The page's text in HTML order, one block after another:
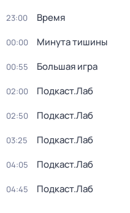
23:00 Время
00:00 Минута тишины
00:55 Большая игра
02:00 Подкаст.Лаб
02:50 Подкаст.Лаб
03:25 Подкаст.Лаб
04:05 Подкаст.Лаб
04:45 Подкаст.Лаб